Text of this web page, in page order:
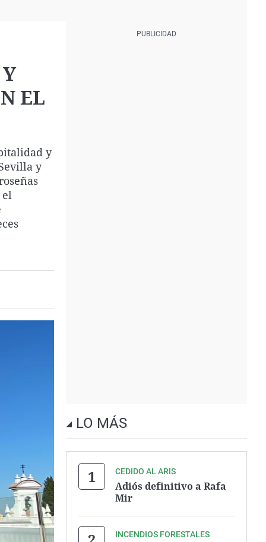
EL
y
y
el
LO MÁS
CEDIDO AL ARIS
Adiós definitivo a Rafa
Mir
INCENDIOS FORESTALES